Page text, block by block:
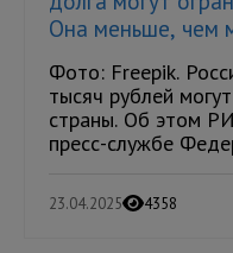
Она меньше, чем
Фото: Freepik.
тысяч рублей
страны. Об этом
пресс-службе
23.04.2025 4358